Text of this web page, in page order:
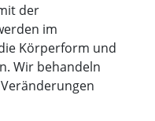
der
im
Körperform und
Wir behandeln